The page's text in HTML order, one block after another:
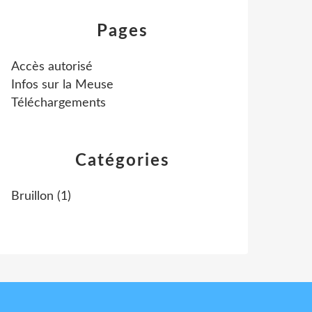
Catégories
Bruillon (1)
Pages
Accès autorisé
Infos sur la Meuse
Téléchargements